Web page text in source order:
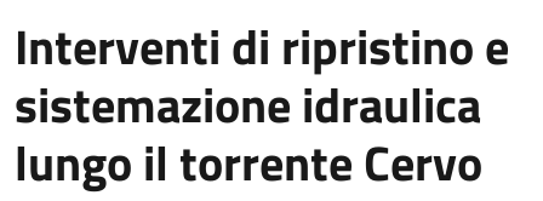
Interventi di ripristino e
sistemazione idraulica
lungo il torrente Cervo